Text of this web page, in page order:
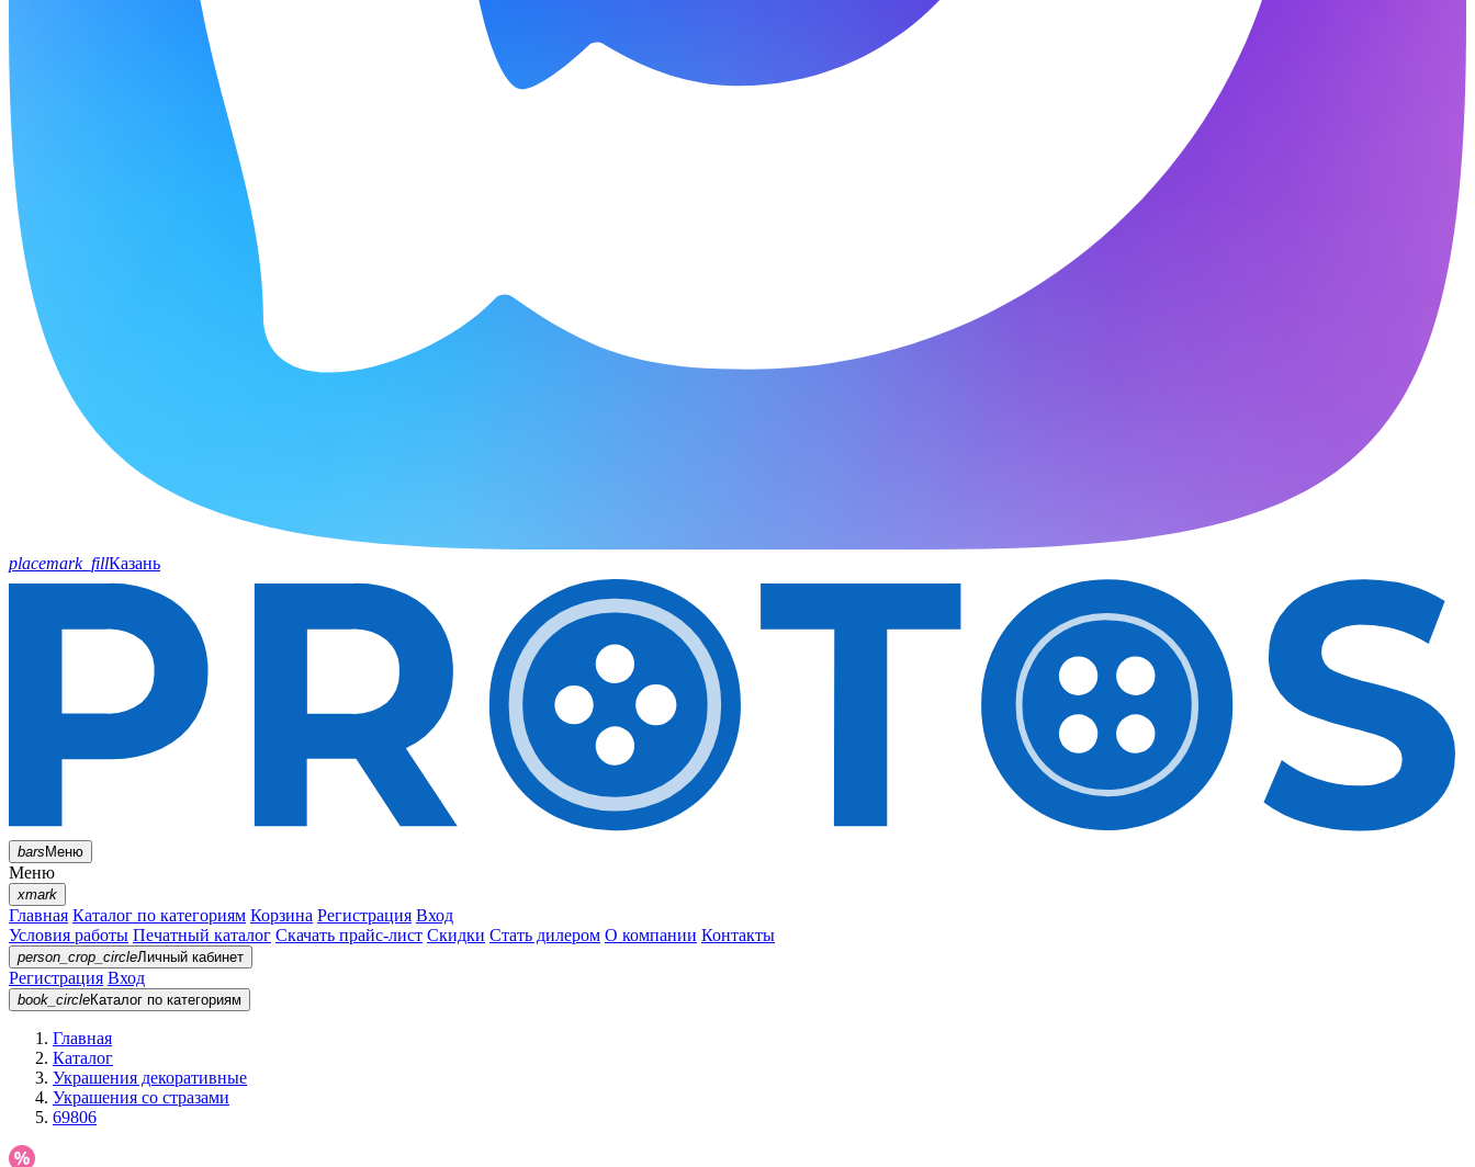
placemark_fillКазань
barsМеню
Меню
xmark
Главная Каталог по категориям Корзина Регистрация Вход
Условия работы Печатный каталог Скачать прайс-лист Скидки Стать дилером О компании Контакты
person_crop_circleЛичный кабинет
Регистрация Вход
book_circleКаталог по категориям
Главная
Каталог
Украшения декоративные
Украшения со стразами
69806